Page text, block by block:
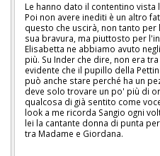
Le hanno dato il contentino
Poi non avere inediti è un altro
questo che uscirà, non tanto
sua bravura, ma piuttosto per
Elisabetta ne abbiamo avuto
più. Su Inder che dire, non era
evidente che il pupillo della
può anche stare perché ha un
deve solo trovare un po' più di
qualcosa di già sentito come
look a me ricorda Sangio ogni
lei la cantante donna di punta
tra Madame e Giordana.